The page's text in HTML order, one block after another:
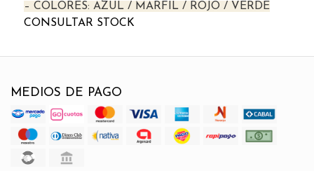
– COLORES: AZUL / MARFIL / ROJO / VERDE
CONSULTAR STOCK
MEDIOS DE PAGO